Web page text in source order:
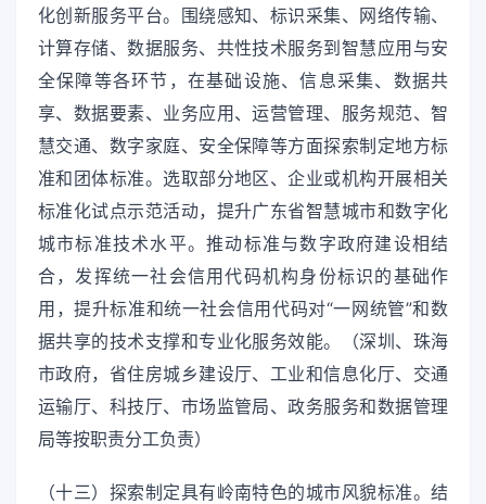
化创新服务平台。围绕感知、标识采集、网络传输、
计算存储、数据服务、共性技术服务到智慧应用与安
全保障等各环节，在基础设施、信息采集、数据共
享、数据要素、业务应用、运营管理、服务规范、智
慧交通、数字家庭、安全保障等方面探索制定地方标
准和团体标准。选取部分地区、企业或机构开展相关
标准化试点示范活动，提升广东省智慧城市和数字化
城市标准技术水平。推动标准与数字政府建设相结
合，发挥统一社会信用代码机构身份标识的基础作
用，提升标准和统一社会信用代码对“一网统管”和数
据共享的技术支撑和专业化服务效能。（深圳、珠海
市政府，省住房城乡建设厅、工业和信息化厅、交通
运输厅、科技厅、市场监管局、政务服务和数据管理
局等按职责分工负责）
（十三）探索制定具有岭南特色的城市风貌标准。结